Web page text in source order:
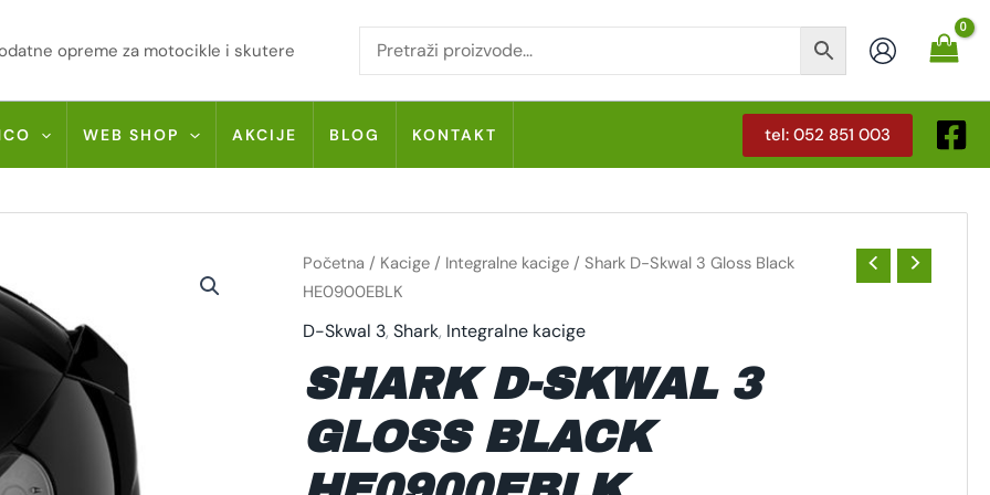
opreme za motocikle i skutere
WEB SHOP AKCIJE BLOG KONTAKT tel: 052 851 003
Početna / Kacige/ Integralne kacige/ Shark D-Skwal 3 Gloss Black
HE0900EBLK
D-Skwal 3, Shark, Integralne kacige
SHARK D-SKWAL 3
GLOSS BLACK
SHARK
D-
SKWAL
GLOSS
BLACK
KOLIČINA